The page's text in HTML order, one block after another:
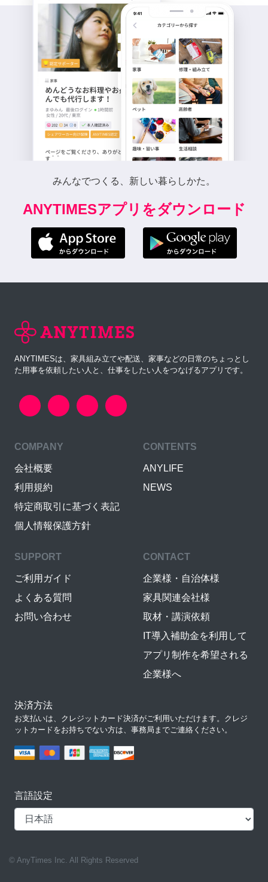
みんなでつくる、新しい暮らしかた。
ANYTIMESアプリをダウンロード
ANYTIMESは、家具組み立てや配送、家事などの日常のちょっとし
た用事を依頼したい人と、仕事をしたい人をつなげるアプリです。
COMPANY
会社概要
利用規約
特定商取引に基づく表記
個人情報保護方針
CONTENTS
ANYLIFE
NEWS
SUPPORT
ご利用ガイド
よくある質問
お問い合わせ
CONTACT
企業様・自治体様
家具関連会社様
取材・講演依頼
IT導入補助金を利用して
アプリ制作を希望される
企業様へ
決済方法
お支払いは、クレジットカード決済がご利用いただけます。クレジ
ットカードをお持ちでない方は、事務局までご連絡ください。
言語設定
© AnyTimes Inc. All Rights Reserved